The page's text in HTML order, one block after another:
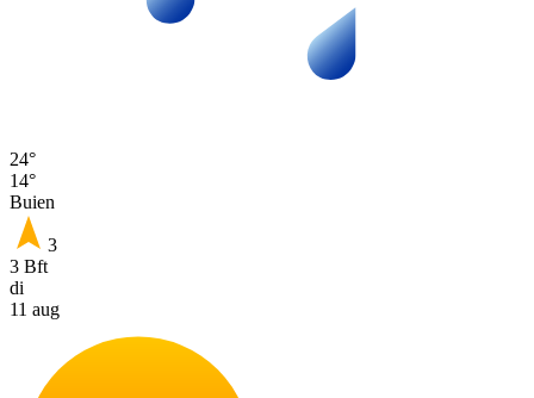
24°
14°
Buien
3
3 Bft
di
11 aug